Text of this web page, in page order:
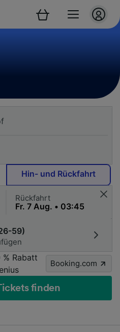
Hin- und Rückfahrt
Rückfahrt
59)
Rabatt
Booking.com
finden